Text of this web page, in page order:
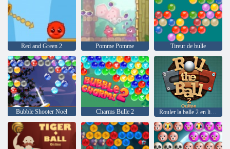
Red and Green 2 Pomme Pomme Tireur de bulle
Bubble Shooter Noël Charms Bulle 2 Rouler la balle 2 en ligne